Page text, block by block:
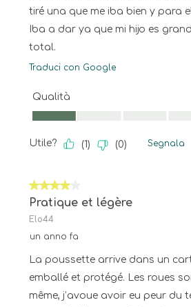
tiré una que me iba bien y para
Iba a dar ya que mi hijo es
total.
Traduci con Google
Qualità
Qualità, 1.0 su 5
Utile? (1) (0) Segnala
4 su 5 stelle.
Pratique et légère
Elo44
un anno fa
La poussette arrive dans un
emballé et protégé. Les roues
même, j’avoue avoir eu peur du